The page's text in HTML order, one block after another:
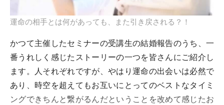
運命の相手とは何があっても、また引き戻される？！
かつて主催したセミナーの受講生の結婚報告のうち、一
番うれしく感じたストーリーの一つを皆さんにご紹介し
ます。人それぞれですが、やはり運命の出会いは必然で
あり、時空を超えてもお互いにとってのベストなタイミ
ングできちんと繋がるんだということを改めて感じたお